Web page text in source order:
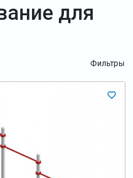
для
Фильтры